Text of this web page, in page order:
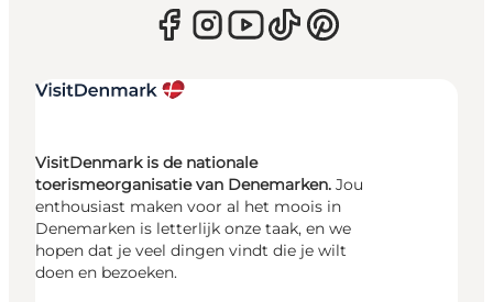
VisitDenmark is de nationale
toerismeorganisatie van Denemarken. Jou
enthousiast maken voor al het moois in
Denemarken is letterlijk onze taak, en we
hopen dat je veel dingen vindt die je wilt
doen en bezoeken.